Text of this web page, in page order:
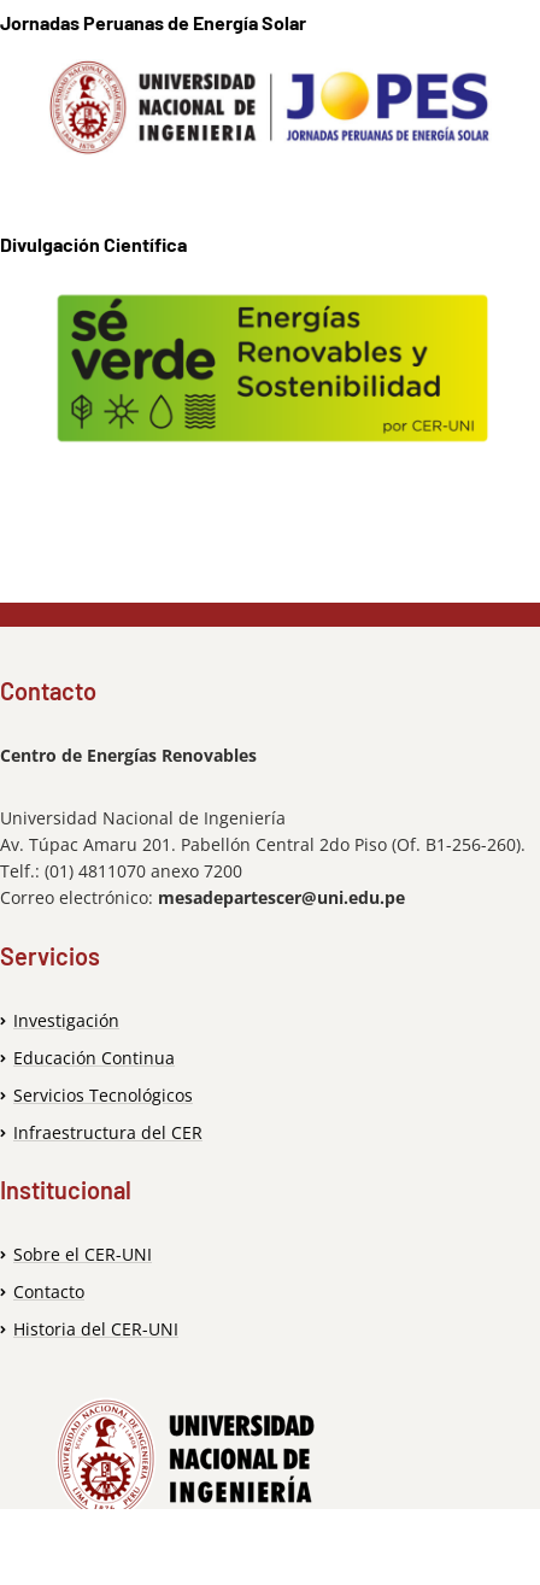
Jornadas Peruanas de Energía Solar
Divulgación Científica
Contacto
Centro de Energías Renovables
Universidad Nacional de Ingeniería
Av. Túpac Amaru 201. Pabellón Central 2do Piso (Of. B1-256-260).
Telf.: (01) 4811070 anexo 7200
Correo electrónico: mesadepartescer@uni.edu.pe
Servicios
Investigación
Educación Continua
Servicios Tecnológicos
Infraestructura del CER
Institucional
Sobre el CER-UNI
Contacto
Historia del CER-UNI